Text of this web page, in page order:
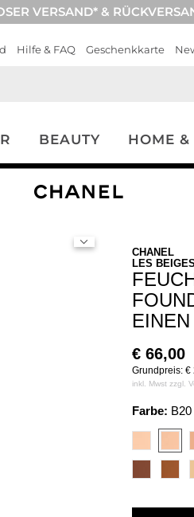
VERSAND* &
Hilfe & FAQ Geschenkkarte
BEAUTY HOME &
CHANEL
LES
€ 66,00
Grundpreis: €
inkl. Mwst zzgl.
Farbe: